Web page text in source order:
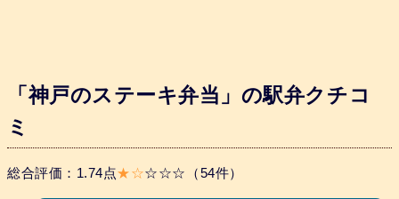
「神戸のステーキ弁当」の駅弁クチコ
ミ
総合評価：1.74点★☆☆☆☆（54件）